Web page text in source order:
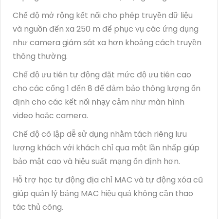
Chế độ mở rộng kết nối cho phép truyền dữ liệu
và nguồn đến xa 250 m để phục vụ các ứng dụng
như camera giám sát xa hơn khoảng cách truyền
thông thường.
Chế độ ưu tiên tự động đặt mức độ ưu tiên cao
cho các cổng 1 đến 8 để đảm bảo thông lượng ổn
định cho các kết nối nhạy cảm như màn hình
video hoặc camera.
Chế độ cô lập dễ sử dụng nhằm tách riêng lưu
lượng khách với khách chỉ qua một lần nhấp giúp
bảo mật cao và hiệu suất mạng ổn định hơn.
Hỗ trợ học tự động địa chỉ MAC và tự động xóa cũ
giúp quản lý bảng MAC hiệu quả không cần thao
tác thủ công.